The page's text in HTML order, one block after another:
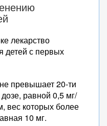
лекарство
детей с первых
превышает 20-ти
равной 0,5 мг/
вес которых более
10 мг.